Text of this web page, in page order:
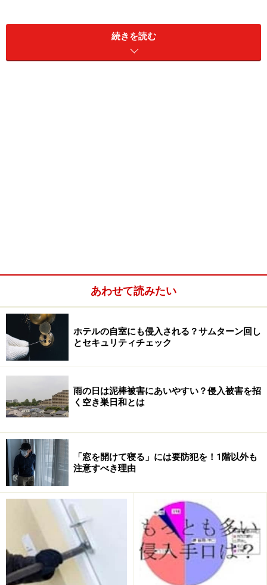
「宅配便です」というのでドアを開けたら、無理矢理に
景品をくれて何ヶ月分も読みもしない購読の契約書にハ
前にいれるはずです）、ひとり暮らしの女性や留守番中
の子どもなど、玄関ドアを開けることに不安を感じる人
もいるでしょう。
しかし、どの家もいつでも誰かが必ず在宅しているとい
うわけでもないという事情は業務上理解しているはずで
すから、あえて不在を装うことによって「不在票」を見
てから、営業所に電話をして差出人や品物の確認をして
から日時を指定して届けてもらうようにするという慎重
ンターホン越しに「誰から何が届いたのでしょうか」と
差出人の名前を確認することが大切です。
とくに夜間の「ピンポーン」は、まずそんな時間にたず
ねてくるなど非常識です。うっかり「はい」と答えてし
まうと「○×さんじゃないですか」などと誰かを訪ねて部
屋を間違ったというようで「違いますよ」「あ、すみま
せん」と、一見何もなかったかのようですが、それはそ
の部屋の住人がいるかいないかを確認していたのかもし
続きを読む
あわせて読みたい
ホテルの自室にも侵入される？サムターン回し
とセキュリティチェック
雨の日は泥棒被害にあいやすい？侵入被害を招
く空き巣日和とは
「窓を開けて寝る」には要防犯を！1階以外も
注意すべき理由